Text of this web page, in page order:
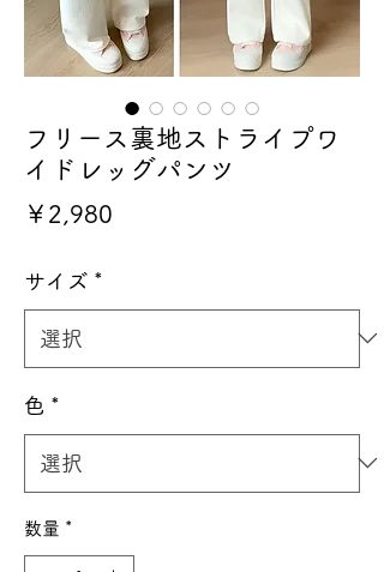
フリース裏地ストライプワ
イドレッグパンツ
￥2,980
サイズ *
色 *
数量 *